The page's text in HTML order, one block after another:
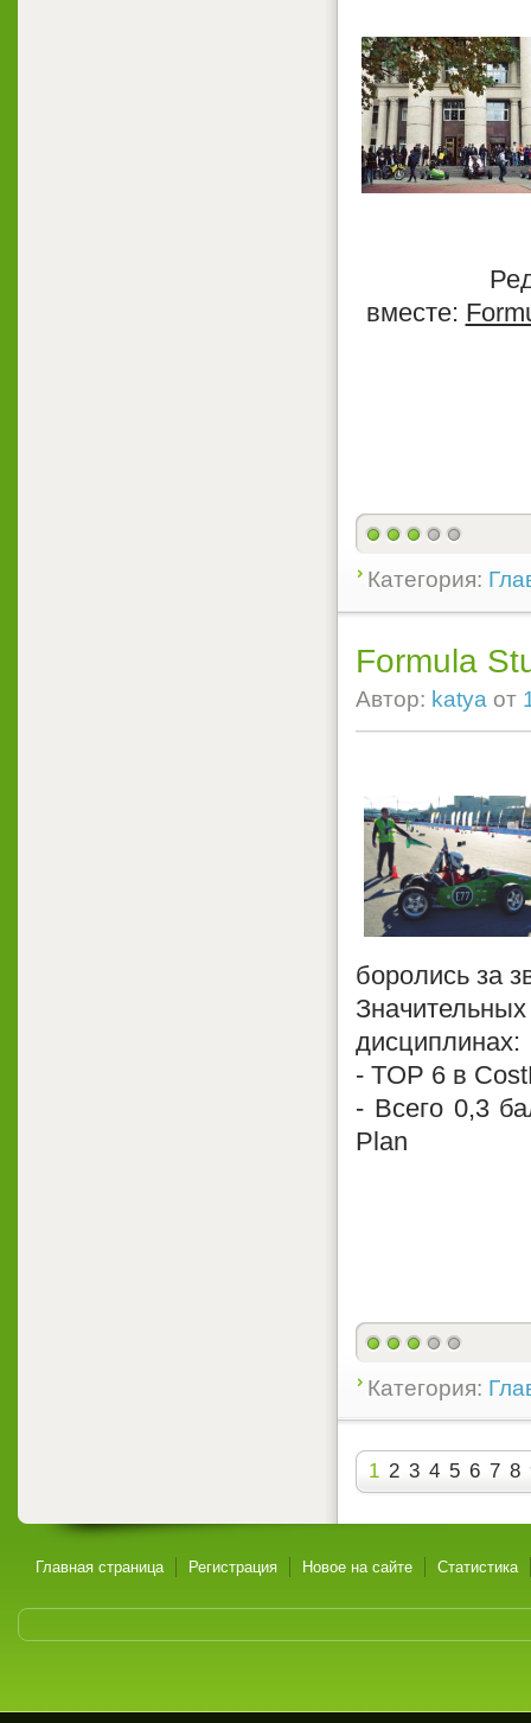
вместе:
Категория:
Formula
Автор: katya от
боролись за
дисциплинах:
- TOP 6 в
- Всего 0,3
Plan
Категория:
1 2 3 4 5 6 7 8
Главная страница Регистрация Новое на сайте Статистика